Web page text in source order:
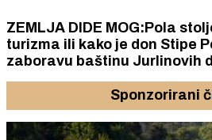
ZEMLJA DIDE MOG:Pola
turizma ili kako je don Stipe Perkov oteo
zaboravu baštinu Jurlinovih
Sponzorirani